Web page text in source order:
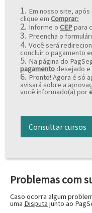
1. Em nosso site,
clique em Comprar;
2. Informe o CEPpara
3. Preencha o
4. Você será
concluir o pagamento
5. Na página do
pagamentodesejado e
6.Pronto! Agora é só
avisará sobre a
você informado(a) por
Problemas com
Caso ocorra algum
uma Disputa junto ao